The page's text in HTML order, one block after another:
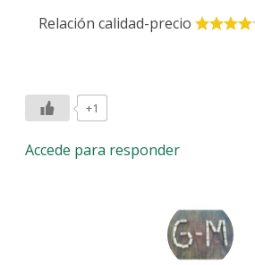
Relación calidad-precio
+1
Accede para responder